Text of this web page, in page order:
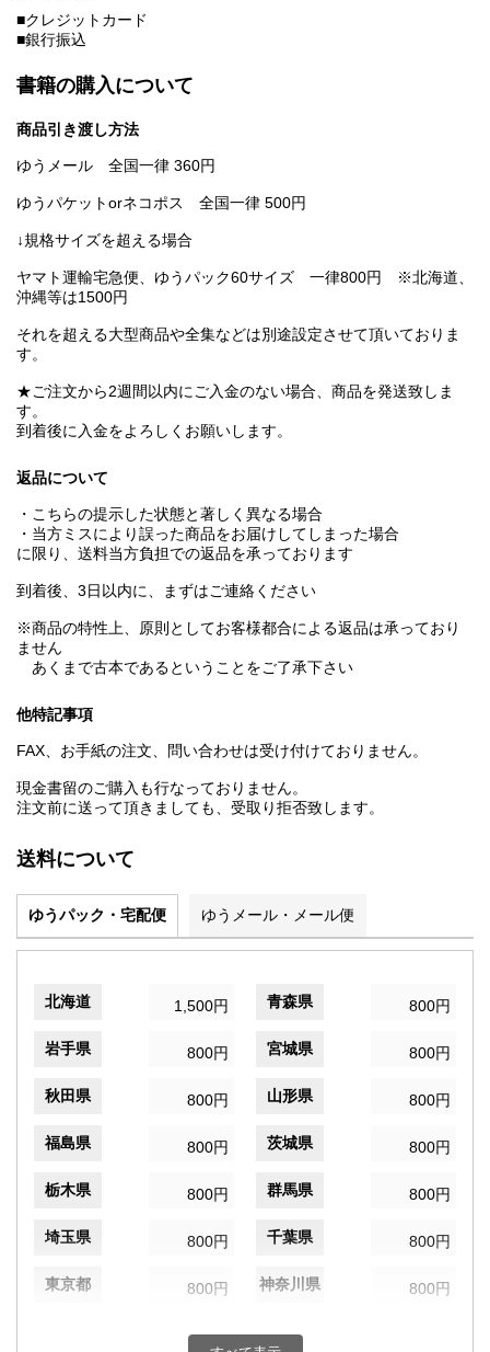
■クレジットカード
■銀行振込
書籍の購入について
商品引き渡し方法
ゆうメール 全国一律 360円
ゆうパケットorネコポス 全国一律 500円
↓規格サイズを超える場合
ヤマト運輸宅急便、ゆうパック60サイズ 一律800円 ※北海道、
沖縄等は1500円
それを超える大型商品や全集などは別途設定させて頂いておりま
す。
★ご注文から2週間以内にご入金のない場合、商品を発送致しま
す。
到着後に入金をよろしくお願いします。
返品について
・こちらの提示した状態と著しく異なる場合
・当方ミスにより誤った商品をお届けしてしまった場合
に限り、送料当方負担での返品を承っております
到着後、3日以内に、まずはご連絡ください
※商品の特性上、原則としてお客様都合による返品は承っており
ません
あくまで古本であるということをご了承下さい
他特記事項
FAX、お手紙の注文、問い合わせは受け付けておりません。
現金書留のご購入も行なっておりません。
注文前に送って頂きましても、受取り拒否致します。
送料について
ゆうパック・宅配便 ゆうメール・メール便
北海道 1,500円 青森県 800円
岩手県 800円 宮城県 800円
秋田県 800円 山形県 800円
福島県 800円 茨城県 800円
栃木県 800円 群馬県 800円
埼玉県 800円 千葉県 800円
東京都 800円 神奈川県 800円
800円 富山県